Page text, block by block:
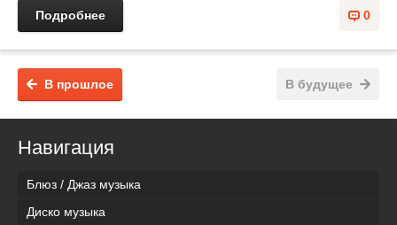
0
Подробнее
В будущее
В прошлое
Навигация
Блюз / Джаз музыка
Диско музыка